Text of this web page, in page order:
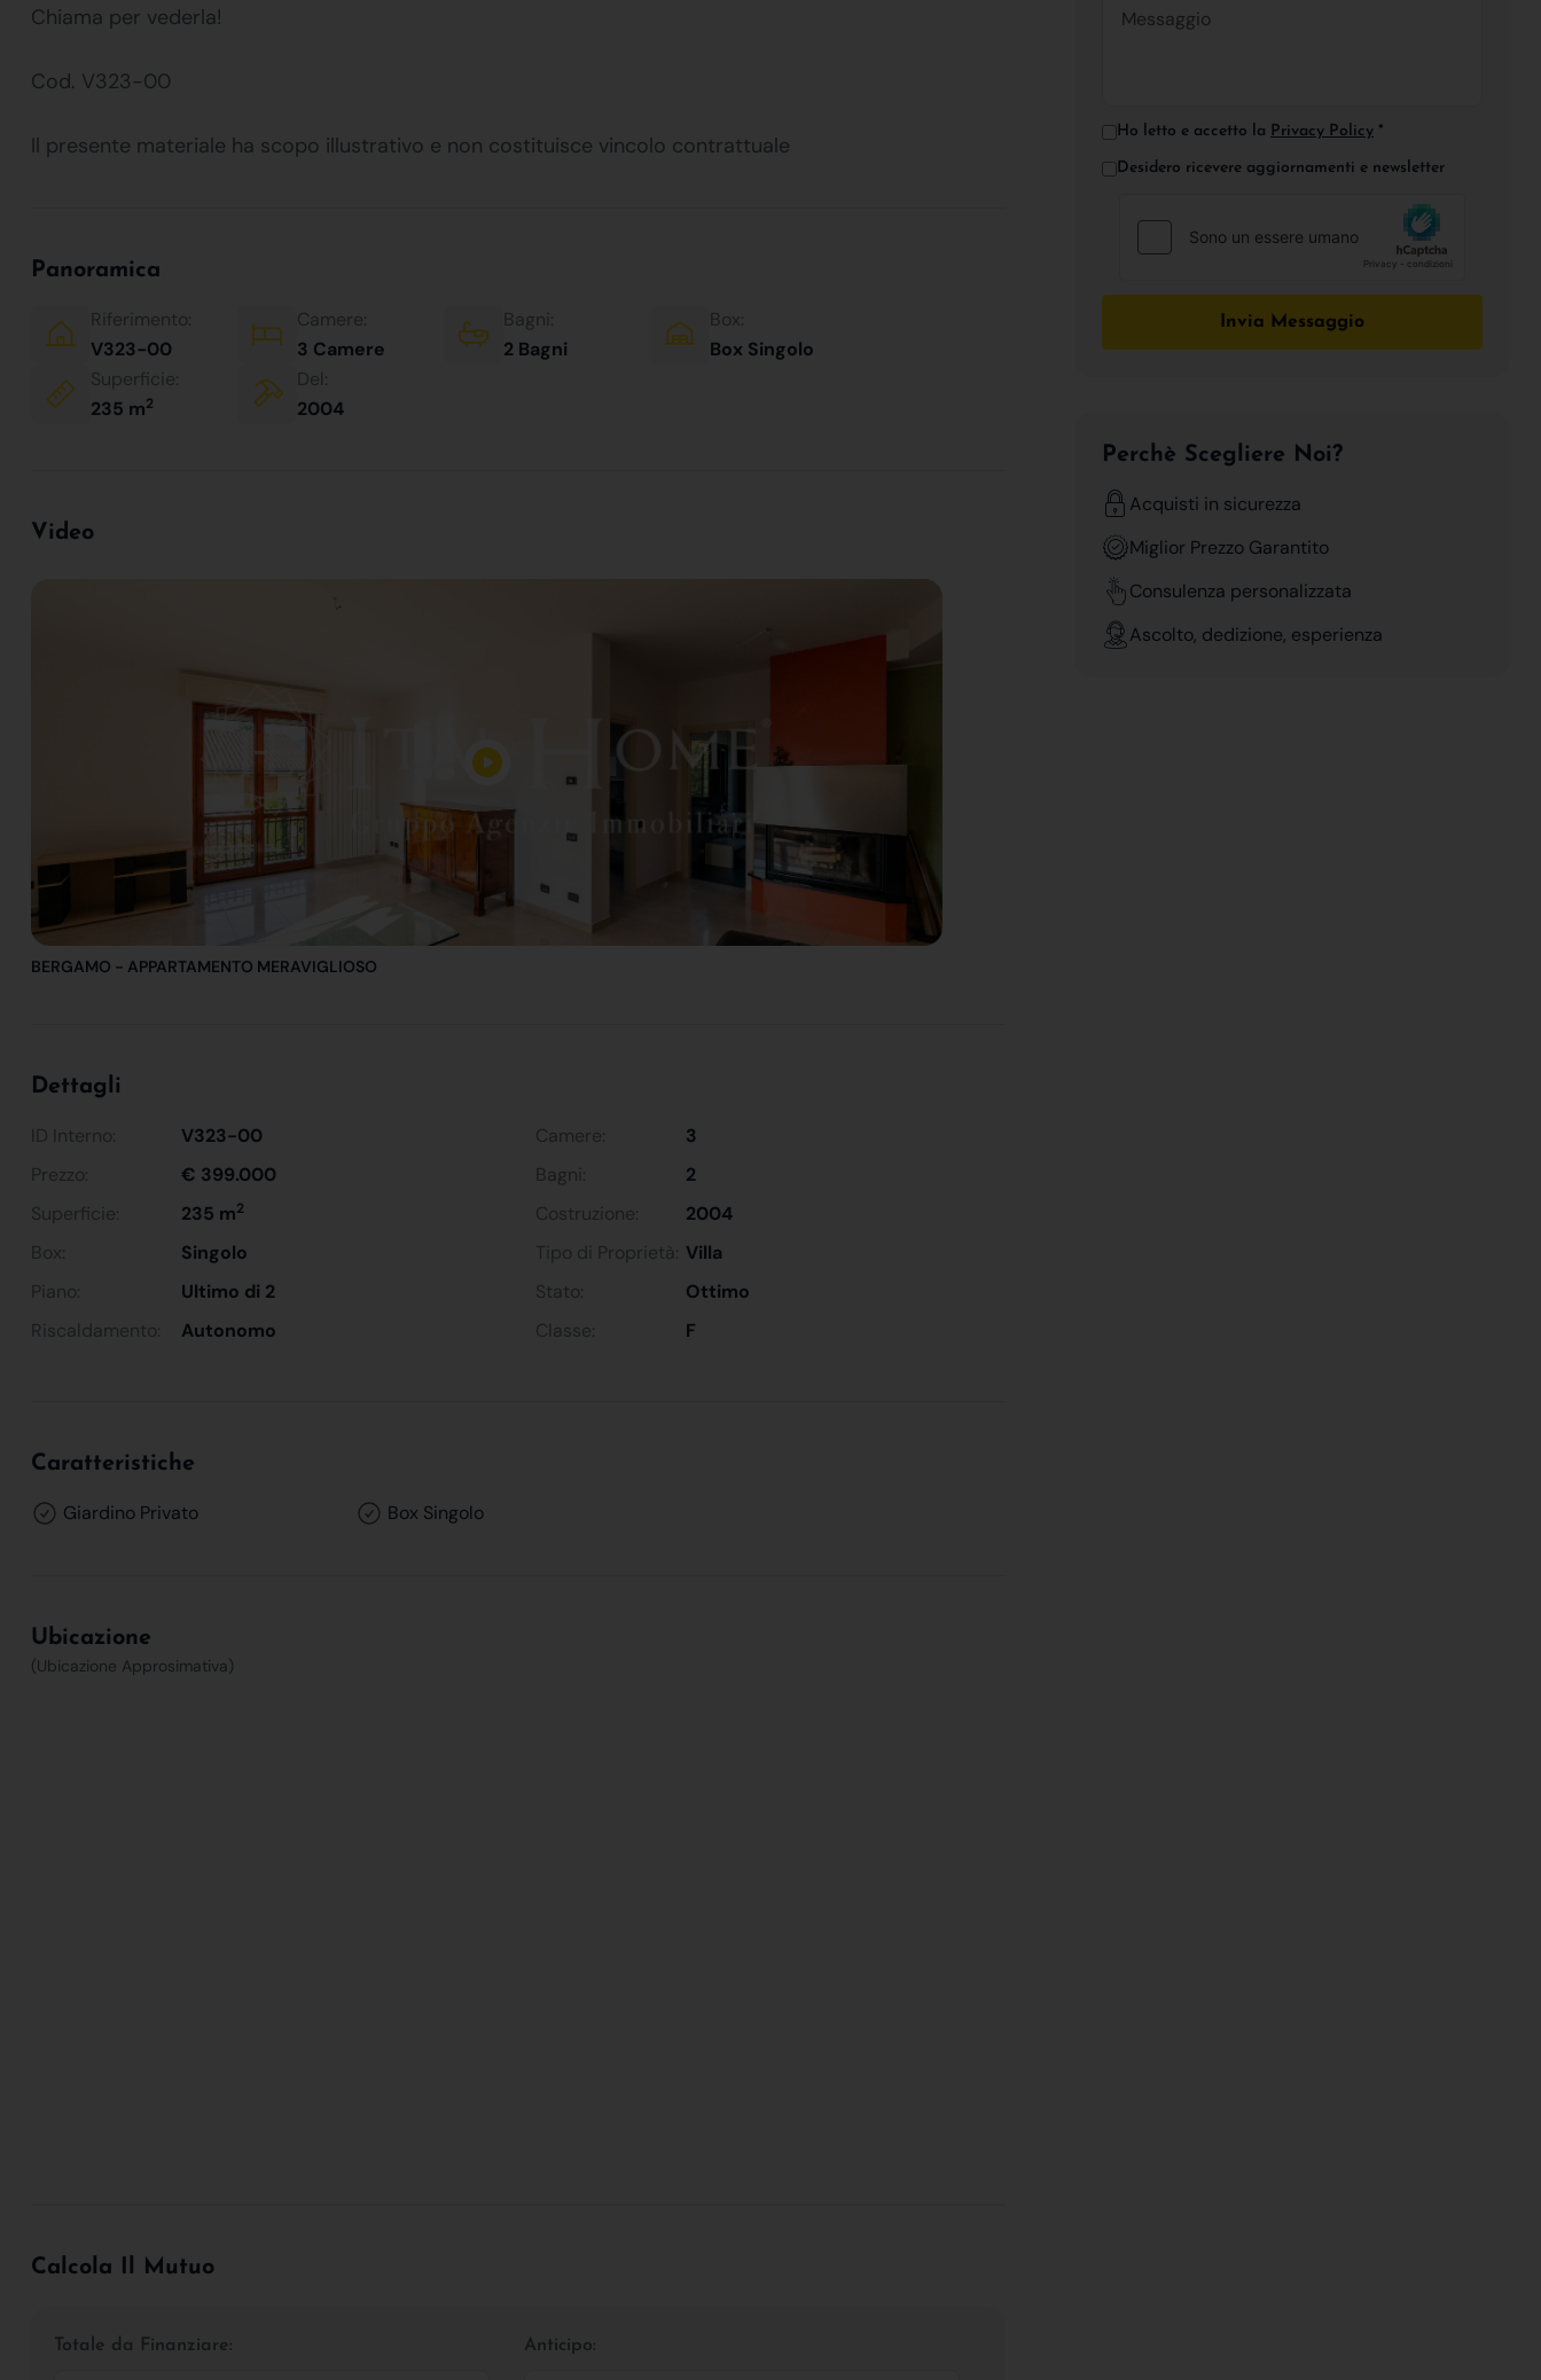
Chiama per vederla!
Cod. V323-00
Il presente materiale ha scopo illustrativo e non costituisce vincolo contrattuale
Panoramica
Riferimento:
V323-00
Camere:
3 Camere
Bagni:
2 Bagni
Box:
Box Singolo
Superficie:
235 m2
Del:
2004
Video
BERGAMO - APPARTAMENTO MERAVIGLIOSO
Dettagli
ID Interno: V323-00 Camere:
3
Prezzo:
€ 399.000 Bagni:
2
Superficie:
235 m2 Costruzione:
2004
Box:
Singolo Tipo di Proprietà: Villa
Piano:
Ultimo di 2 Stato:
Ottimo
Riscaldamento:
Autonomo Classe: F
Caratteristiche
Giardino Privato Box Singolo
Ubicazione
(Ubicazione Approsimativa)
Calcola Il Mutuo
Totale da Finanziare: Anticipo:
Ho letto e accetto la Privacy Policy *
Desidero ricevere aggiornamenti e newsletter
Invia Messaggio
Perchè Scegliere Noi?
Acquisti in sicurezza
Miglior Prezzo Garantito
Consulenza personalizzata
Ascolto, dedizione, esperienza